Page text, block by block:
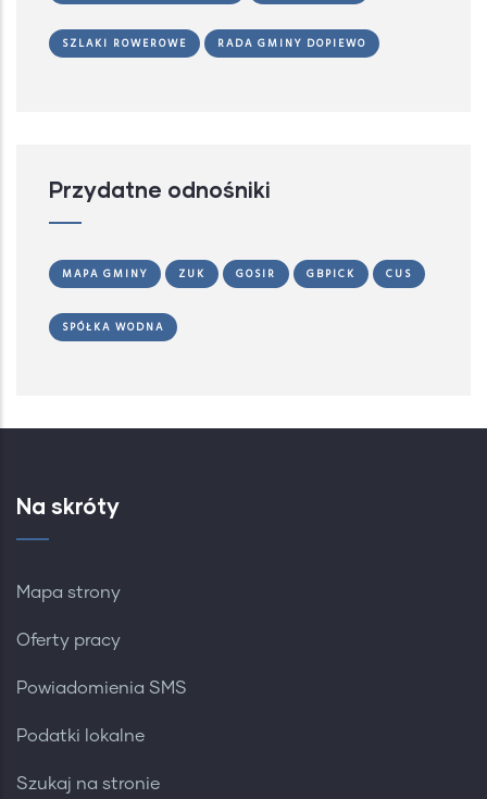
SZLAKI ROWEROWE RADA GMINY DOPIEWO
Przydatne odnośniki
MAPA GMINY ZUK GOSIR GBPICK CUS
SPÓŁKA WODNA
Na skróty
Mapa strony
Oferty pracy
Powiadomienia SMS
Podatki lokalne
Szukaj na stronie